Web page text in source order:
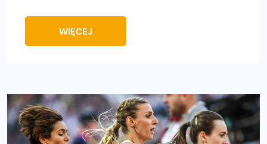
WIĘCEJ